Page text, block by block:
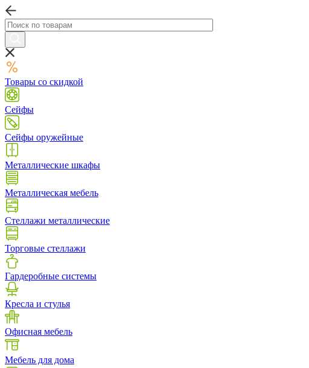
Товары со скидкой
Сейфы
Сейфы оружейные
Металлические шкафы
Металлическая мебель
Стеллажи металлические
Торговые стеллажи
Гардеробные системы
Кресла и стулья
Офисная мебель
Мебель для дома